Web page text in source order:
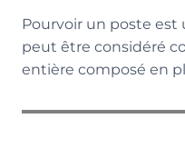
Pourvoir un poste est
peut être considéré
entière composé en